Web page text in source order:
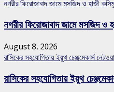
নগরীর ফিরোজাবাদ জামে মসজিদ ও হাজী
নগরীর ফিরোজাবাদ জামে মসজিদ ও
August 8, 2026
রাসিকের সহযোগিতায় ইয়ুথ চেঞ্জমেকার্স
রাসিকের সহযোগিতায় ইয়ুথ